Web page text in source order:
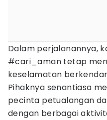
Dalam perjalanannya,
#cari_aman tetap
keselamatan
Pihaknya senantiasa
pecinta petualangan
dengan berbagai